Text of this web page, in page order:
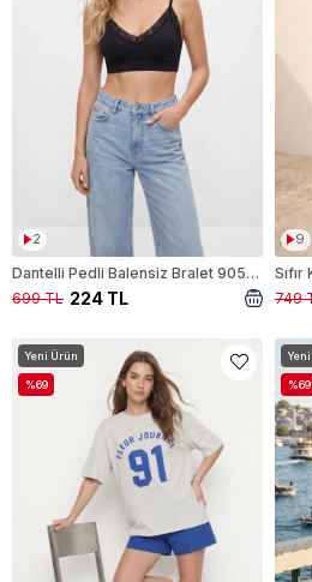
2
Dantelli Pedli Balensiz Bralet 9055 Siyah
224 TL
699 TL
9
749
Yeni Ürün
%69 %69